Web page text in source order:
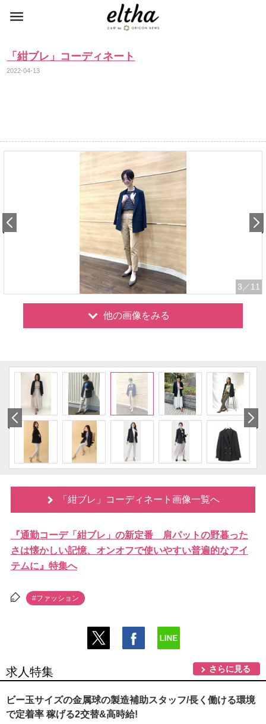
「紺ブレ」コーディネート
2022-04-13
3 ／11
他の画像をみる
「紺ブレ」コーディネート画像一覧へ
『通勤コーデ「紺ブレ」の新定番 肩パットの野暮った
さは懐かしい記憶、オンオフで使いやすい普遍的なアイ
テムに』特集へ
#ファッション
求人特集 さらに見る
ビー玉サイズの金属球の製造補助スタッフ/長く働ける環境
で定着率 稼げる2交替&高時給!